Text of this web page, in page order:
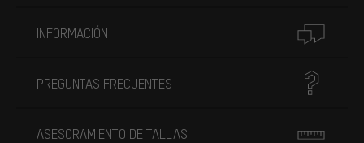
INFORMACIÓN
PREGUNTAS FRECUENTES
ASESORAMIENTO DE TALLAS